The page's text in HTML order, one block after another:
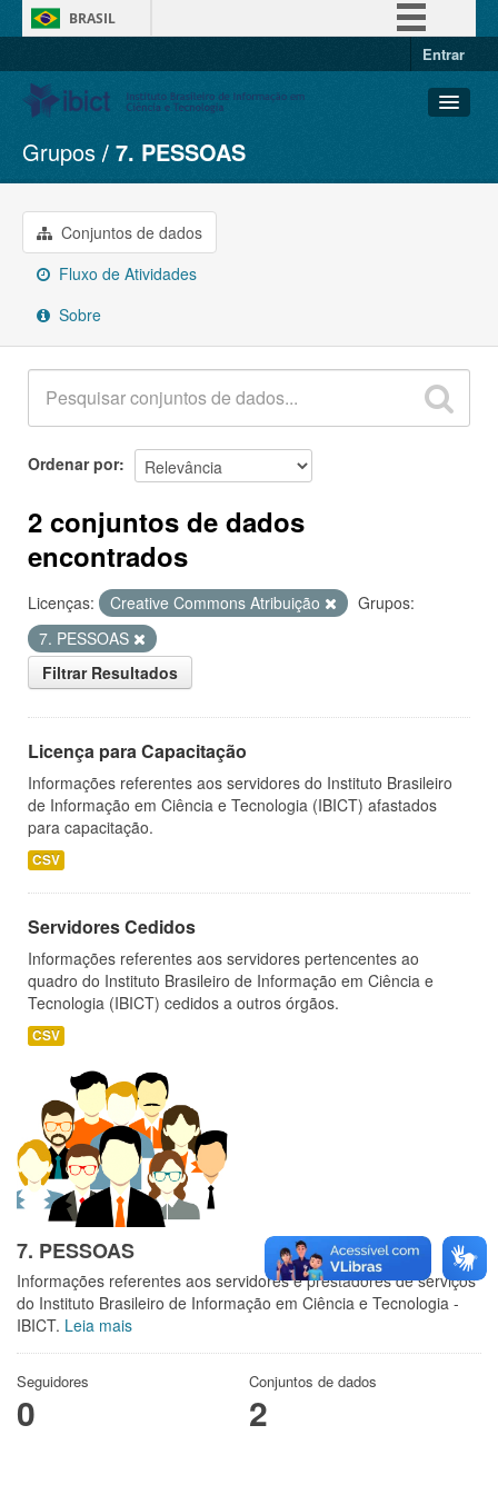
BRASIL
Entrar
Conjuntos de dados
Organizações
Grupos
Sobre
Grupos 7. PESSOAS
Conjuntos de dados
Fluxo de Atividades
Sobre
Ordenar por
2 conjuntos de dados
encontrados
Licenças: Creative Commons Atribuição
Grupos:
7. PESSOAS
Filtrar Resultados
Licença para Capacitação
Informações referentes aos servidores do Instituto Brasileiro
de Informação em Ciência e Tecnologia (IBICT) afastados
para capacitação.
CSV
Servidores Cedidos
Informações referentes aos servidores pertencentes ao
quadro do Instituto Brasileiro de Informação em Ciência e
Tecnologia (IBICT) cedidos a outros órgãos.
CSV
7. PESSOAS
Informações referentes aos servidores e prestadores de serviços
do Instituto Brasileiro de Informação em Ciência e Tecnologia -
IBICT. Leia mais
Seguidores
0
Conjuntos de dados
2